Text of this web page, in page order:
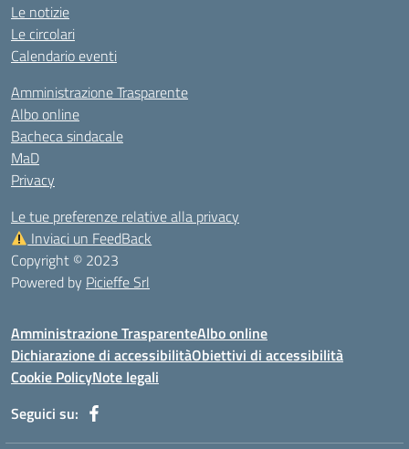
Le notizie
Le circolari
Calendario eventi
Amministrazione Trasparente
Albo online
Bacheca sindacale
MaD
Privacy
Le tue preferenze relative alla privacy
Inviaci un FeedBack
Copyright © 2023
Powered by Picieffe Srl
Amministrazione TrasparenteAlbo online
Dichiarazione di accessibilitàObiettivi di accessibilità
Cookie PolicyNote legali
Seguici su: